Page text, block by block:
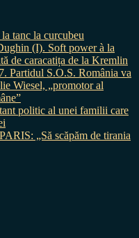
tanc la curcubeu
(I). Soft power à la
de caracatița de la Kremlin
Partidul S.O.S. România va
Wiesel, „promotor al
politic al unei familii care
„Să scăpăm de tirania